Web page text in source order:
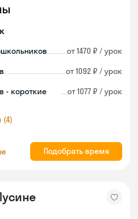
от 1470 ₽ / урок
от 1092 ₽ / урок
- короткие
от 1077 ₽ / урок
(4)
Подобрать время